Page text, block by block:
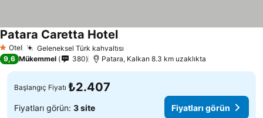
1 Yıldız
Otel Geleneksel Türk kahvaltısı
Patara Caretta HotelFiyatları görün
9,6 Mükemmel 380 Patara, Kalkan 8.3 km uzaklıkta
Başlangıç Fiyatı ₺2.407
Fiyatları görün: 3 site Fiyatları görün